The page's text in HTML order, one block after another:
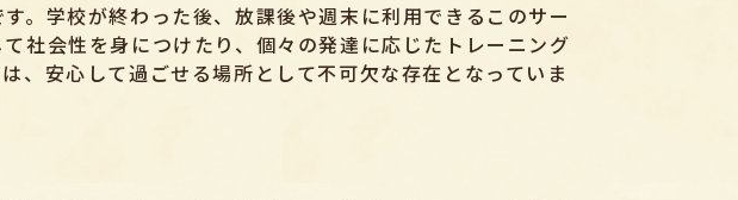
。学校が終わった後、放課後や週末に利用できるこのサー
社会性を身につけたり、個々の発達に応じたトレーニング
、安心して過ごせる場所として不可欠な存在となっていま